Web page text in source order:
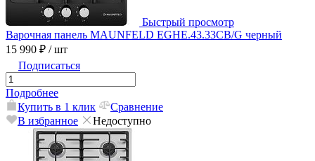
Быстрый просмотр
Варочная панель MAUNFELD EGHE.43.33CB/G черный
15 990 ₽ / шт
Подписаться
Подробнее
Купить в 1 клик
Сравнение
В избранное
Недоступно